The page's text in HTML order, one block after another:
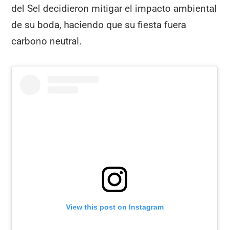
del Sel decidieron mitigar el impacto ambiental
de su boda, haciendo que su fiesta fuera
carbono neutral.
View this post on Instagram